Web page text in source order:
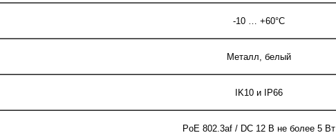
-10 … +60°С
Металл, белый
IK10 и IP66
PoE 802.3af / DC 12 В не более 5 Вт